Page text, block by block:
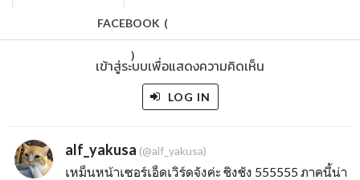
FACEBOOK (
)
เข้าสู่ระบบเพื่อแสดงความคิดเห็น
LOG IN
alf_yakusa (@alf_yakusa)
เหม็นหน้าเซอร์เอ็ดเวิร์ดจังค่ะ ชิงชัง 555555 ภาคนี้น่า